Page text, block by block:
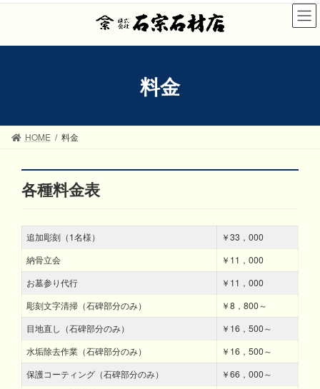
コ
ッ
ナ
移
料金
HOME 料金
各種料金表
追加彫刻（1名様）
￥33，000
納骨立会
￥11，000
お墓参り代行
￥11，000
彫刻文字清掃（石碑部分のみ）
￥8，800～
目地直し（石碑部分のみ）
￥16，500～
水垢除去作業（石碑部分のみ）
￥16，500～
保護コーティング（石碑部分のみ）
￥66，000～